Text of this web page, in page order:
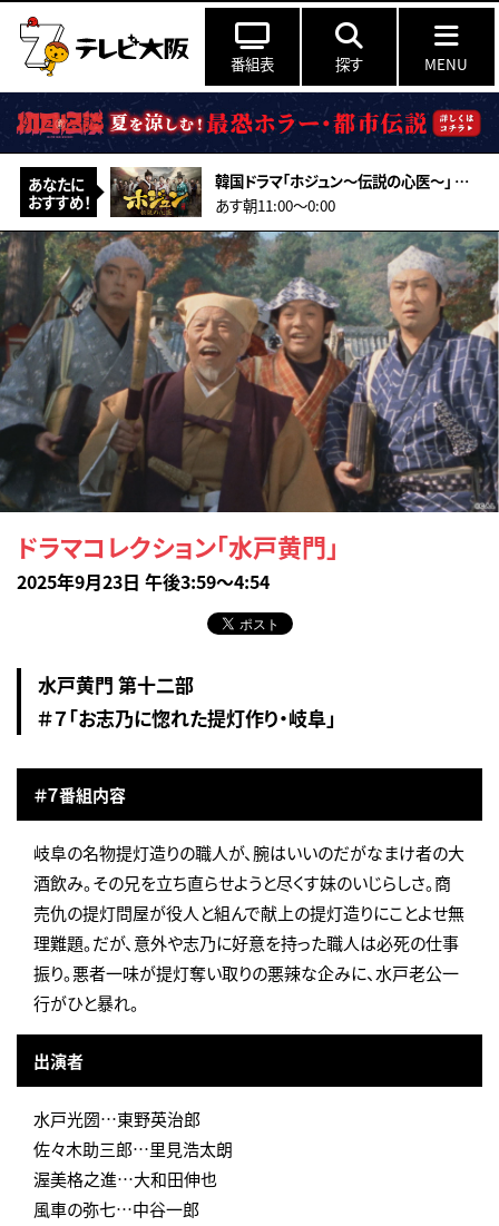
番組表 探す MENU
あなたに
おすすめ！
韓国ドラマ「ホジュン～伝説の心医～」 ＃27（字幕スーパー）
あす朝11:00〜0:00
ドラマコレクション「水戸黄門」
2025年9月23日 午後3:59～4:54
水戸黄門 第十二部
＃７「お志乃に惚れた提灯作り・岐阜」
＃７番組内容
岐阜の名物提灯造りの職人が、腕はいいのだがなまけ者の大
酒飲み。その兄を立ち直らせようと尽くす妹のいじらしさ。商
売仇の提灯問屋が役人と組んで献上の提灯造りにことよせ無
理難題。だが、意外や志乃に好意を持った職人は必死の仕事
振り。悪者一味が提灯奪い取りの悪辣な企みに、水戸老公一
行がひと暴れ。
出演者
水戸光圀…東野英治郎
佐々木助三郎…里見浩太朗
渥美格之進…大和田伸也
風車の弥七…中谷一郎